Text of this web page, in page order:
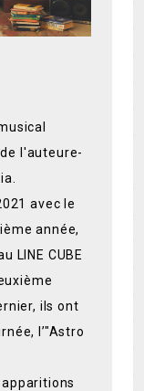
l'auteure-
avec le
année,
LINE CUBE
ils ont
l’"Astro